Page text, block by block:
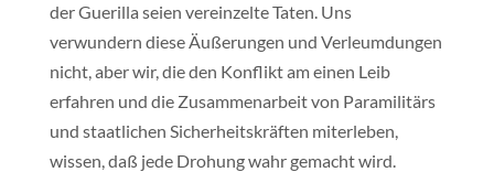
der Guerilla seien vereinzelte Taten. Uns
verwundern diese Äußerungen und Verleumdungen
nicht, aber wir, die den Konflikt am einen Leib
erfahren und die Zusammenarbeit von Paramilitärs
und staatlichen Sicherheitskräften miterleben,
wissen, daß jede Drohung wahr gemacht wird.